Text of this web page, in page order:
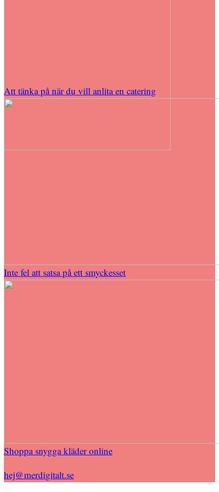
Att tänka på när du vill anlita en catering
Inte fel att satsa på ett smyckesset
Shoppa snygga kläder online
hej@merdigitalt.se